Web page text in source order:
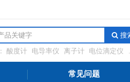
搜
酸度计 电导率仪 离子计 电位滴定仪
常见问题